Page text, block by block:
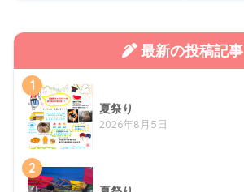
最新の投稿記事
1
夏祭り
2026年8月5日
2